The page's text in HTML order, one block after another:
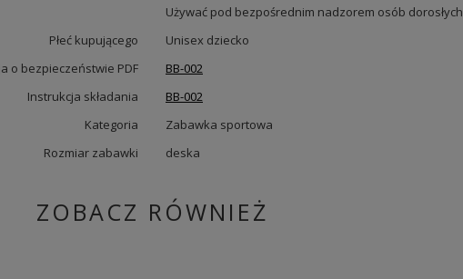
Używać pod bezpośrednim nadzorem osób dorosłych
Płeć kupującego
Unisex dziecko
o bezpieczeństwie PDF
BB-002
Instrukcja składania
BB-002
Kategoria
Zabawka sportowa
Rozmiar zabawki
deska
ZOBACZ RÓWNIEŻ